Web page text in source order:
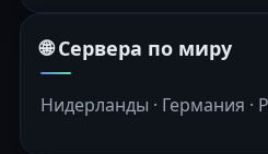
🌐 Сервера по миру
Нидерланды · Германия ·